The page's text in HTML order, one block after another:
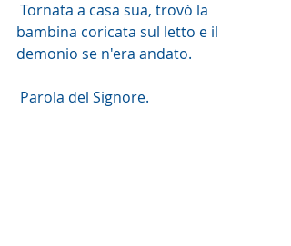
bambina coricata sul letto e il
demonio se n'era andato.
Parola del Signore.